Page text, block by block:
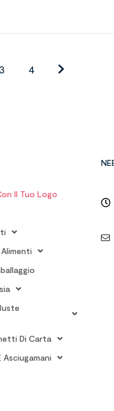
3 4
Il Tuo Logo
Di Carta